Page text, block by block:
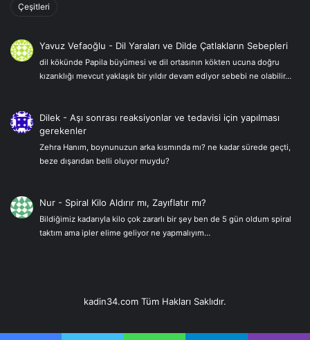
Çeşitleri
Yavuz Vefaoğlu - Dil Yaraları ve Dilde Çatlakların Sebepleri
dil kökünde Papila büyümesi ve dil ortasının kökten ucuna doğru
kızarıklığı mevcut yaklaşık bir yıldır devam ediyor sebebi ne olabilir…
Dilek -Aşı sonrası reaksiyonlar ve tedavisi için yapılması
gerekenler
Zehra Hanım, boynunuzun arka kısmında mı? ne kadar sürede geçti,
beze dışarıdan belli oluyor muydu?
Nur - Spiral Kilo Aldırır mı, Zayıflatır mı?
Bildiğimiz kadarıyla kilo çok zararlı bir şey ben de 5 gün oldum spiral
taktım ama ipler elime geliyor ne yapmalıyım…
kadin34.com Tüm Hakları Saklıdır.